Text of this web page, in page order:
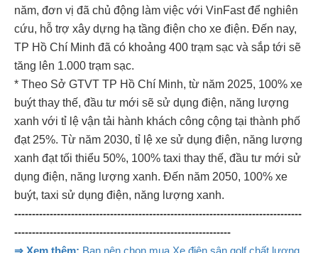
năm, đơn vị đã chủ động làm việc với VinFast để nghiên
cứu, hỗ trợ xây dựng hạ tầng điện cho xe điện. Đến nay,
TP Hồ Chí Minh đã có khoảng 400 trạm sạc và sắp tới sẽ
tăng lên 1.000 trạm sạc.
* Theo Sở GTVT TP Hồ Chí Minh, từ năm 2025, 100% xe
buýt thay thế, đầu tư mới sẽ sử dụng điện, năng lượng
xanh với tỉ lệ vận tải hành khách công cộng tại thành phố
đạt 25%. Từ năm 2030, tỉ lệ xe sử dụng điện, năng lượng
xanh đạt tối thiểu 50%, 100% taxi thay thế, đầu tư mới sử
dụng điện, năng lượng xanh. Đến năm 2050, 100% xe
buýt, taxi sử dụng điện, năng lượng xanh.
---------------------------------------------------------------------------------
-------------------------------------------------------------